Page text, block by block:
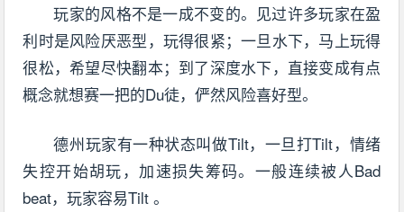
玩家的风格不是一成不变的。见过许多玩家在盈
利时是风险厌恶型，玩得很紧；一旦水下，马上玩得
很松，希望尽快翻本；到了深度水下，直接变成有点
概念就想赛一把的Du徒，俨然风险喜好型。
德州玩家有一种状态叫做Tilt，一旦打Tilt，情绪
失控开始胡玩，加速损失筹码。一般连续被人Bad
beat，玩家容易Tilt 。